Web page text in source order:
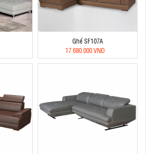
Ghế SF107A
17.680.000 VNĐ